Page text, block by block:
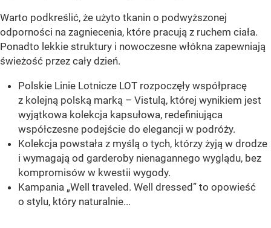
Warto podkreślić, że użyto tkanin o podwyższonej
odporności na zagniecenia, które pracują z ruchem ciała.
Ponadto lekkie struktury i nowoczesne włókna zapewniają
świeżość przez cały dzień.
Polskie Linie Lotnicze LOT rozpoczęły współpracę
z kolejną polską marką – Vistulą, której wynikiem jest
wyjątkowa kolekcja kapsułowa, redefiniująca
współczesne podejście do elegancji w podróży.
Kolekcja powstała z myślą o tych, którzy żyją w drodze
i wymagają od garderoby nienagannego wyglądu, bez
kompromisów w kwestii wygody.
Kampania „Well traveled. Well dressed” to opowieść
o stylu, który naturalnie...